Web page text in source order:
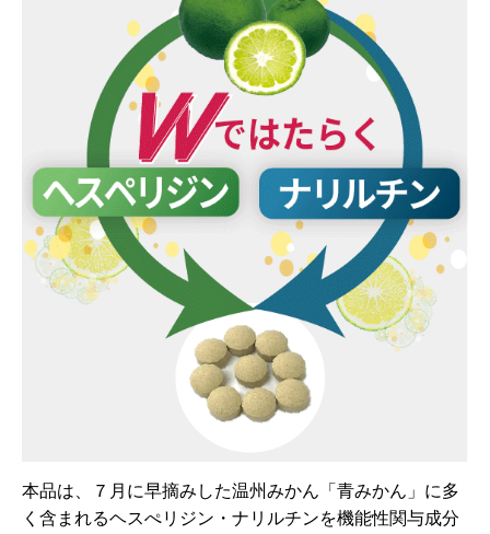
本品は、７月に早摘みした温州みかん「青みかん」に多
く含まれるヘスぺリジン・ナリルチンを機能性関与成分